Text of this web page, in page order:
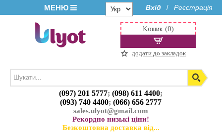
МЕНЮ Вхід / Реєстрація
(097) 201 5777;(098) 611 4400;
(093) 740 4400;(066) 656 2777
sales.ulyot@gmail.com
Рекордно низькі ціни!
Безкоштовна доставка від...
Кошик (0)
додати до закладок